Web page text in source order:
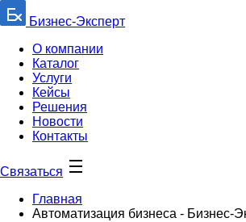
Бизнес-Эксперт
О компании
Каталог
Услуги
Кейсы
Решения
Новости
Контакты
Связаться
Главная
Автоматизация бизнеса - Бизнес-